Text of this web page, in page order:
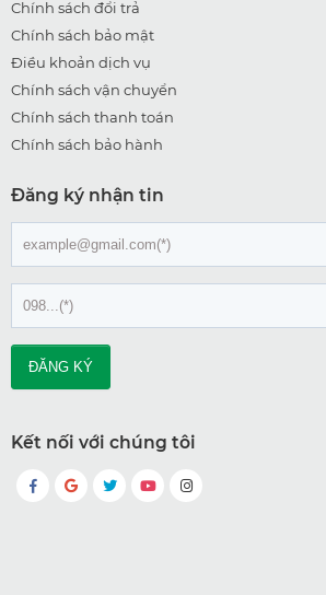
Chính sách đổi trả
Chính sách bảo mật
Điều khoản dịch vụ
Chính sách vận chuyển
Chính sách thanh toán
Chính sách bảo hành
Đăng ký nhận tin
Kết nối với chúng tôi